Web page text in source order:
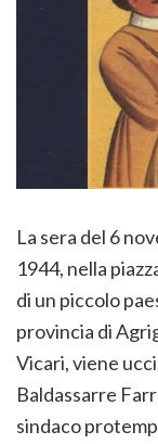
La sera del 6
1944, nella
di un piccolo
provincia di
Vicari, viene
Baldassarre
sindaco